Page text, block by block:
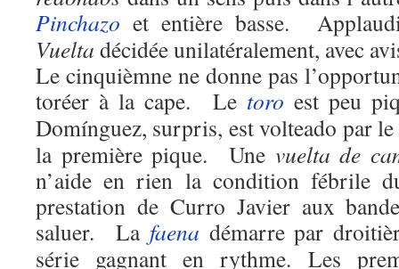
Pinchazo et entière basse.
Vuelta décidée unilatéralement, avec
Le cinquièmne ne donne pas
toréer à la cape. Le toro est peu
Domínguez, surpris, est volteado par
la première pique. Une vuelta de
n’aide en rien la condition fébrile
prestation de Curro Javier aux
saluer. La faena démarre par
série gagnant en rythme. Les